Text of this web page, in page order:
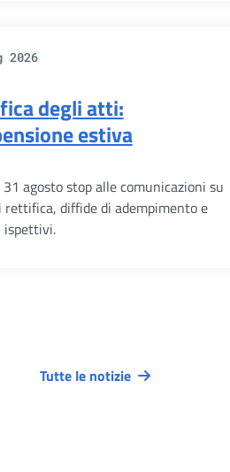
2026
degli atti:
estiva
31 agosto stop alle comunicazioni su
rettifica, diffide di adempimento e
ispettivi.
Tutte le notizie